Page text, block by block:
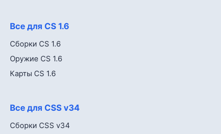
Все для CS 1.6
Сборки CS 1.6
Оружие CS 1.6
Карты CS 1.6
Все для CSS v34
Сборки CSS v34